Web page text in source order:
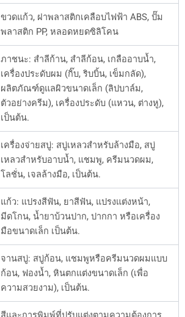
ขวดแก้ว, ฝาพลาสติกเคลือบไฟฟ้า ABS, ปั๊ม
พลาสติก PP, หลอดหยดซิลิโคน
ภาชนะ: สำลีก้าน, สำลีก้อน, เกลืออาบน้ำ,
เครื่องประดับผม (กิ๊บ, ริบบิ้น, เข็มกลัด),
ผลิตภัณฑ์ดูแลผิวขนาดเล็ก (ลิปบาล์ม,
ตัวอย่างครีม), เครื่องประดับ (แหวน, ต่างหู),
เป็นต้น.
เครื่องจ่ายสบู่: สบู่เหลวสำหรับล้างมือ, สบู่
เหลวสำหรับอาบน้ำ, แชมพู, ครีมนวดผม,
โลชั่น, เจลล้างมือ, เป็นต้น.
แก้ว: แปรงสีฟัน, ยาสีฟัน, แปรงแต่งหน้า,
มีดโกน, น้ำยาบ้วนปาก, ปากกา หรือเครื่อง
มือขนาดเล็ก เป็นต้น.
จานสบู่: สบู่ก้อน, แชมพูหรือครีมนวดผมแบบ
ก้อน, ฟองน้ำ, หินตกแต่งขนาดเล็ก (เพื่อ
ความสวยงาม), เป็นต้น.